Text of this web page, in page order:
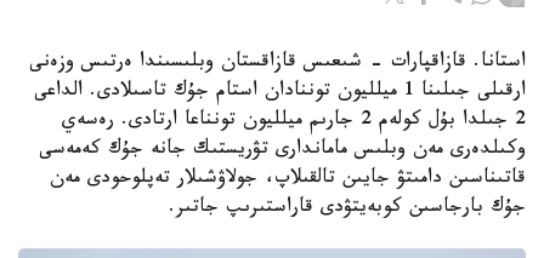
استانا. قازاقپارات - شىعىس قازاقستان وبلىسىندا ەرتىس وزەنى
ارقىلى جىلىنا 1 ميلليون توننادان استام جۇك تاسىلادى. الداعى
2 جىلدا بۇل كولەم 2 جارىم ميلليون تونناعا ارتادى. رەسەي
وكىلدەرى مەن وبلىس ماماندارى تۋريستىك جانە جۇك كەمەسى
قاتىناسىن دامىتۋ جايىن تالقىلاپ، جولاۋشىلار تەپلوحودى مەن
جۇك بارجاسىن كوبەيتۋدى قاراستىرىپ جاتىر.